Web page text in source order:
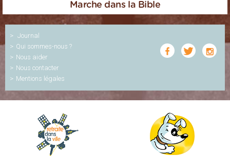
Marche dans la Bible
Journal
Qui sommes-nous ?
Nous aider
Nous contacter
Mentions légales